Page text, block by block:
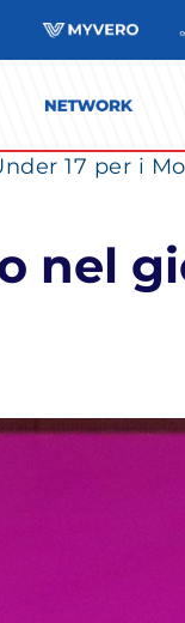
17 per i
nel